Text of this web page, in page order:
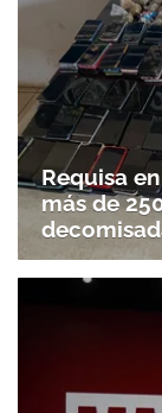
Requisa
más de